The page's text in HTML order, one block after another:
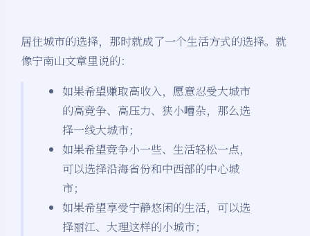
居住城市的选择，那时就成了一个生活方式的选择。就
像宁南山文章里说的：
如果希望赚取高收入，愿意忍受大城市
的高竞争、高压力、狭小嘈杂，那么选
择一线大城市；
如果希望竞争小一些、生活轻松一点，
可以选择沿海省份和中西部的中心城
市；
如果希望享受宁静悠闲的生活，可以选
择丽江、大理这样的小城市；